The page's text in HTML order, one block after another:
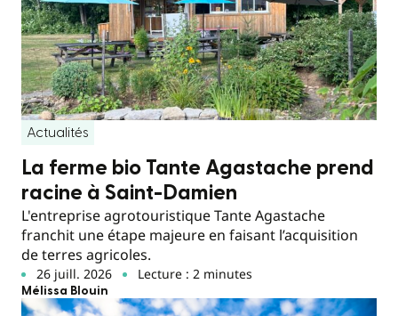
Actualités
La ferme bio Tante Agastache prend
racine à Saint-Damien
L'entreprise agrotouristique Tante Agastache
franchit une étape majeure en faisant l’acquisition
de terres agricoles.
26 juill. 2026 Lecture : 2 minutes
Mélissa Blouin